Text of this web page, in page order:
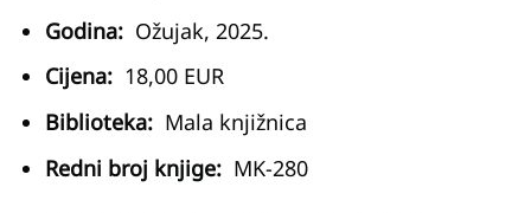
Godina: Ožujak, 2025.
Cijena: 18,00 EUR
Biblioteka: Mala knjižnica
Redni broj knjige: MK-280